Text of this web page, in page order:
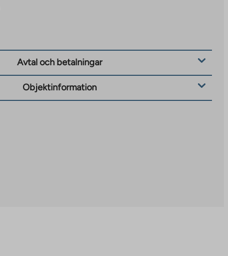
Avtal och betalningar
Objektinformation